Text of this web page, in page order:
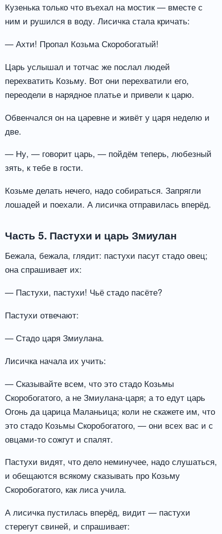
Кузенька только что въехал на мостик — вместе с
ним и рушился в воду. Лисичка стала кричать:
— Ахти! Пропал Козьма Скоробогатый!
Царь услышал и тотчас же послал людей
перехватить Козьму. Вот они перехватили его,
переодели в нарядное платье и привели к царю.
Обвенчался он на царевне и живёт у царя неделю и
две.
— Ну, — говорит царь, — пойдём теперь, любезный
зять, к тебе в гости.
Козьме делать нечего, надо собираться. Запрягли
лошадей и поехали. А лисичка отправилась вперёд.
Часть 5. Пастухи и царь Змиулан
Бежала, бежала, глядит: пастухи пасут стадо овец;
она спрашивает их:
— Пастухи, пастухи! Чьё стадо пасёте?
Пастухи отвечают:
— Стадо царя Змиулана.
Лисичка начала их учить:
— Сказывайте всем, что это стадо Козьмы
Скоробогатого, а не Змиулана-царя; а то едут царь
Огонь да царица Маланьица; коли не скажете им, что
это стадо Козьмы Скоробогатого, — они всех вас и с
овцами-то сожгут и спалят.
Пастухи видят, что дело неминучее, надо слушаться,
и обещаются всякому сказывать про Козьму
Скоробогатого, как лиса учила.
А лисичка пустилась вперёд, видит — пастухи
стерегут свиней, и спрашивает: